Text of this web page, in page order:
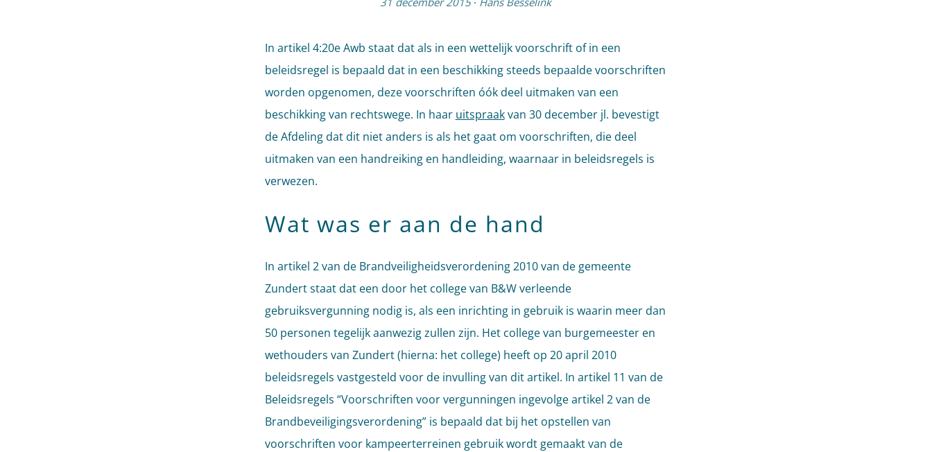
In artikel 4:20e Awb staat dat als in een wettelijk voorschrift of in een
beleidsregel is bepaald dat in een beschikking steeds bepaalde voorschriften
worden opgenomen, deze voorschriften óók deel uitmaken van een
beschikking van rechtswege. In haar uitspraakvan 30 december jl. bevestigt
de Afdeling dat dit niet anders is als het gaat om voorschriften, die deel
uitmaken van een handreiking en handleiding, waarnaar in beleidsregels is
verwezen.
Wat was er aan de hand
In artikel 2 van de Brandveiligheidsverordening 2010 van de gemeente
Zundert staat dat een door het college van B&W verleende
gebruiksvergunning nodig is, als een inrichting in gebruik is waarin meer dan
50 personen tegelijk aanwezig zullen zijn. Het college van burgemeester en
wethouders van Zundert (hierna: het college) heeft op 20 april 2010
beleidsregels vastgesteld voor de invulling van dit artikel. In artikel 11 van de
Beleidsregels “Voorschriften voor vergunningen ingevolge artikel 2 van de
Brandbeveiligingsverordening” is bepaald dat bij het opstellen van
voorschriften voor kampeerterreinen gebruik wordt gemaakt van de